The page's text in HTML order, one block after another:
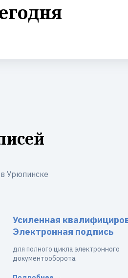
Урюпинске
Усиленная
Электронная подпись
для полного цикла электронного
документооборота